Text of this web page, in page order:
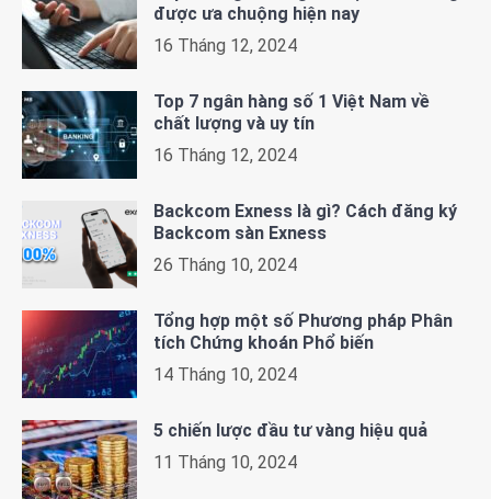
được ưa chuộng hiện nay
16 Tháng 12, 2024
Top 7 ngân hàng số 1 Việt Nam về
chất lượng và uy tín
16 Tháng 12, 2024
Backcom Exness là gì? Cách đăng ký
Backcom sàn Exness
26 Tháng 10, 2024
Tổng hợp một số Phương pháp Phân
tích Chứng khoán Phổ biến
14 Tháng 10, 2024
5 chiến lược đầu tư vàng hiệu quả
11 Tháng 10, 2024